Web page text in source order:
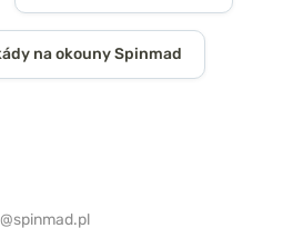
na okouny Spinmad